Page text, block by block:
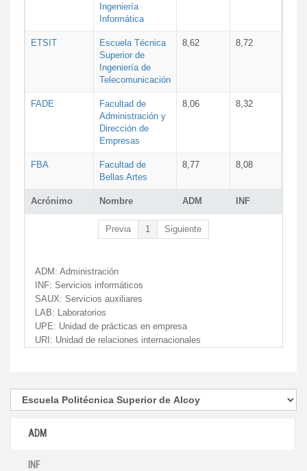
Acrónimo Nombre ADM INF
Ingeniería
Informática
ETSIT
Escuela Técnica
Superior de
Ingeniería de
Telecomunicación
8,62 8,72
FADE
Facultad de
Administración y
Dirección de
Empresas
8,06 8,32
FBA
Facultad de
Bellas Artes
8,77 8,08
Previa 1 Siguiente
ADM: Administración
INF: Servicios informáticos
SAUX: Servicios auxiliares
LAB: Laboratorios
UPE: Unidad de prácticas en empresa
URI: Unidad de relaciones internacionales
ADM
INF